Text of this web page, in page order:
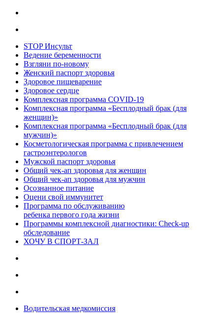
STOP Инсульт
Ведение беременности
Взгляни по-новому
Женский паспорт здоровья
Здоровое пищеварение
Здоровое сердце
Комплексная программа COVID-19
Комплексная программа «Бесплодный брак (для
женщин)»
Комплексная программа «Бесплодный брак (для
мужчин)»
Косметологическая программа с привлечением
гастроэнтерологов
Мужской паспорт здоровья
Общий чек-ап здоровья для женщин
Общий чек-ап здоровья для мужчин
Осознанное питание
Оцени свой иммунитет
Программа по обслуживанию
ребенка первого года жизни
Программы комплексной диагностики: Check-up
обследование
ХОЧУ В CПОРТ-ЗАЛ
Водительская медкомиссия